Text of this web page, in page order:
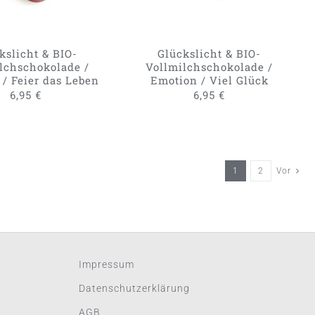
& BIO-
/
Feier das Leben
6,95€
Glückslicht & BIO-
Vollmilchschokolade /
Emotion / Viel Glück
6,95€
1 2 Vor
Impressum
Datenschutzerklärung
AGB